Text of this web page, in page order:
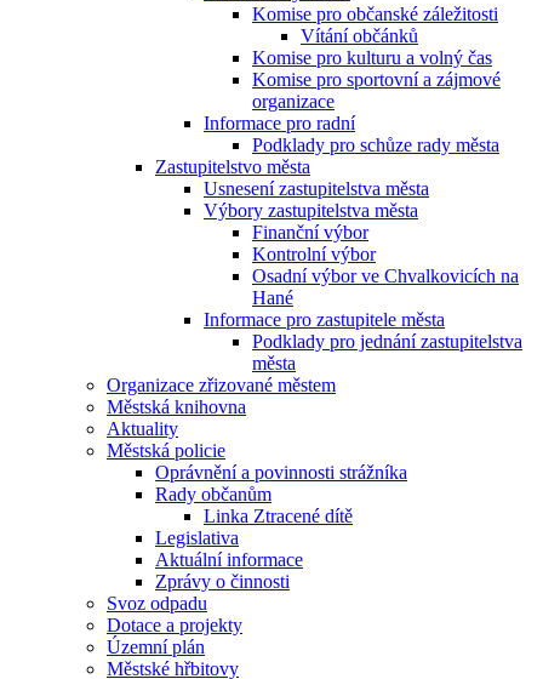
Komise pro občanské záležitosti
Vítání občánků
Komise pro kulturu a volný čas
Komise pro sportovní a zájmové
organizace
Informace pro radní
Podklady pro schůze rady města
Zastupitelstvo města
Usnesení zastupitelstva města
Výbory zastupitelstva města
Finanční výbor
Kontrolní výbor
Osadní výbor ve Chvalkovicích na
Hané
Informace pro zastupitele města
Podklady pro jednání zastupitelstva
města
Organizace zřizované městem
Městská knihovna
Aktuality
Městská policie
Oprávnění a povinnosti strážníka
Rady občanům
Linka Ztracené dítě
Legislativa
Aktuální informace
Zprávy o činnosti
Svoz odpadu
Dotace a projekty
Územní plán
Městské hřbitovy